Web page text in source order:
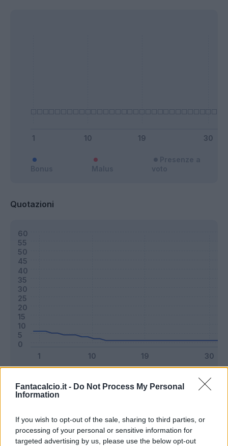
Fantacalcio.it - Do Not Process My Personal
Information
If you wish to opt-out of the sale, sharing to third parties, or
processing of your personal or sensitive information for
targeted advertising by us, please use the below opt-out
Quotazioni
Riepilogo stagione
Titolare 0 - 0